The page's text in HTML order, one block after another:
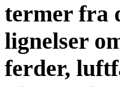
termer fra
lignelser
ferder,